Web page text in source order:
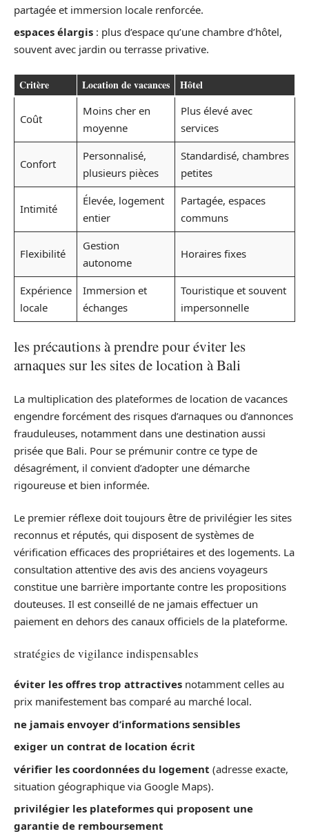
partagée et immersion locale renforcée.
espaces élargis : plus d’espace qu’une chambre d’hôtel,
souvent avec jardin ou terrasse privative.
Critère Location de vacances Hôtel
Coût
Moins cher en
moyenne
Plus élevé avec
services
Confort
Personnalisé,
plusieurs pièces
Standardisé, chambres
petites
Intimité
Élevée, logement
entier
Partagée, espaces
communs
Flexibilité
Gestion
autonome
Horaires fixes
Expérience
locale
Immersion et
échanges
Touristique et souvent
impersonnelle
les précautions à prendre pour éviter les
arnaques sur les sites de location à Bali
La multiplication des plateformes de location de vacances
engendre forcément des risques d’arnaques ou d’annonces
frauduleuses, notamment dans une destination aussi
prisée que Bali. Pour se prémunir contre ce type de
désagrément, il convient d’adopter une démarche
rigoureuse et bien informée.
Le premier réflexe doit toujours être de privilégier les sites
reconnus et réputés, qui disposent de systèmes de
vérification efficaces des propriétaires et des logements. La
consultation attentive des avis des anciens voyageurs
constitue une barrière importante contre les propositions
douteuses. Il est conseillé de ne jamais effectuer un
paiement en dehors des canaux officiels de la plateforme.
stratégies de vigilance indispensables
éviter les offres trop attractives notamment celles au
prix manifestement bas comparé au marché local.
ne jamais envoyer d’informations sensibles
exiger un contrat de location écrit
vérifier les coordonnées du logement (adresse exacte,
situation géographique via Google Maps).
privilégier les plateformes qui proposent une
garantie de remboursement